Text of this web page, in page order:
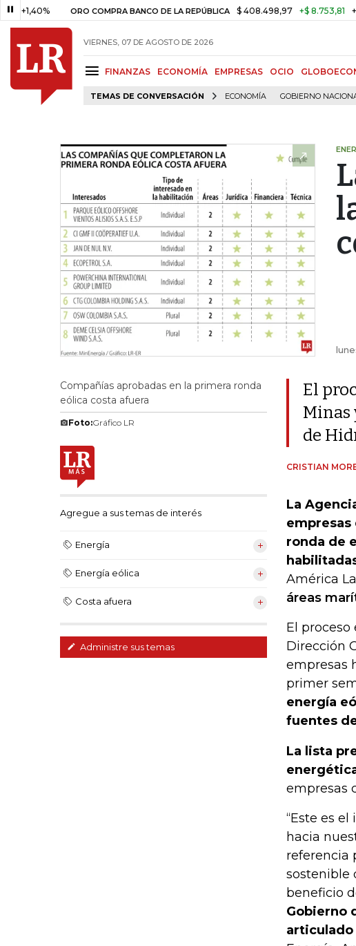
ORO COMPRA BANCO DE LA REPÚBLICA $ 408.498,97 +$ 8.753,81 +2,19%
VIERNES, 07 DE AGOSTO DE 2026
FINANZAS ECONOMÍA EMPRESAS OCIO
TEMAS DE CONVERSACIÓN ECONOMÍA GOBIERNO
Compañías aprobadas en la primera ronda
eólica costa afuera
Foto:Gráfico LR
Agregue a sus temas de interés
Energía
Energía eólica
Costa afuera
Administre sus temas
El
Minas
de
CRISTIAN
La
ronda de
América
áreas
El proceso
Dirección
empresas
primer
energía
fuentes
La lista
empresas
“Este es
hacia
referencia
sostenible
beneficio
Gobierno